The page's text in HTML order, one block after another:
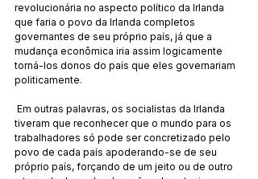
revolucionária no aspecto político da Irlanda
que faria o povo da Irlanda completos
governantes de seu próprio país, já que a
mudança econômica iria assim logicamente
torná-los donos do país que eles governariam
politicamente.
tiveram que reconhecer que o mundo para os
trabalhadores só pode ser concretizado pelo
povo de cada país apoderando-se de seu
próprio país, forçando de um jeito ou de outro